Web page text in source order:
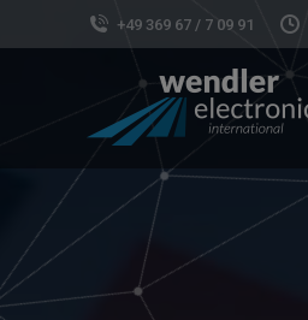
+49 369 67 / 7 09 91